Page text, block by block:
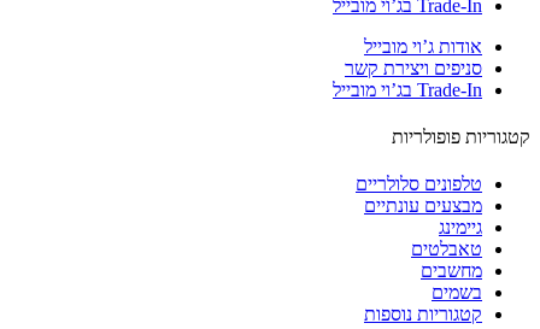
Trade-In בג’וי מובייל
אודות ג’וי מובייל
סניפים ויצירת קשר
Trade-In בג’וי מובייל
פופולריות
טלפונים סלולריים
מבצעים עונתיים
גיימינג
טאבלטים
מחשבים
בשמים
קטגוריות נוספות